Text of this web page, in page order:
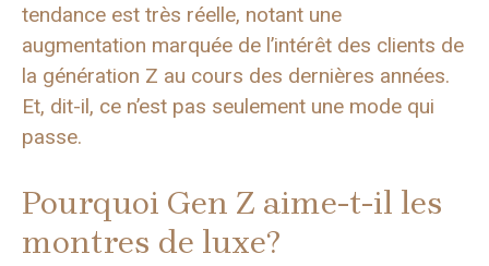
tendance est très réelle, notant une
augmentation marquée de l’intérêt des clients de
la génération Z au cours des dernières années.
Et, dit-il, ce n’est pas seulement une mode qui
passe.
Pourquoi Gen Z aime-t-il les
montres de luxe?